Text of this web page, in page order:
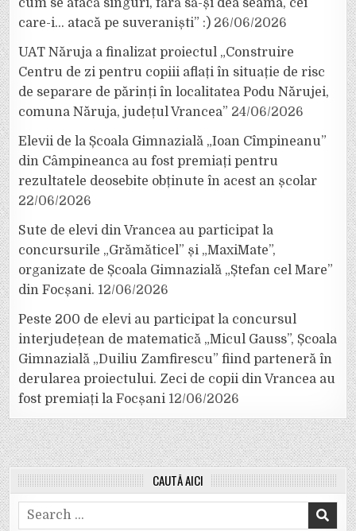
cum se atacă singuri, fără să-și dea seama, cei
care-i… atacă pe suveraniști” :) 26/06/2026
UAT Năruja a finalizat proiectul „Construire
Centru de zi pentru copiii aflați în situație de risc
de separare de părinți în localitatea Podu Nărujei,
comuna Năruja, județul Vrancea” 24/06/2026
Elevii de la Școala Gimnazială „Ioan Cîmpineanu”
din Câmpineanca au fost premiați pentru
rezultatele deosebite obținute în acest an școlar
22/06/2026
Sute de elevi din Vrancea au participat la
concursurile „Grămăticel” și „MaxiMate”,
organizate de Școala Gimnazială „Ștefan cel Mare”
din Focșani. 12/06/2026
Peste 200 de elevi au participat la concursul
interjudețean de matematică „Micul Gauss”, Școala
Gimnazială „Duiliu Zamfirescu” fiind parteneră în
derularea proiectului. Zeci de copii din Vrancea au
fost premiați la Focșani 12/06/2026
CAUTĂ AICI
Search